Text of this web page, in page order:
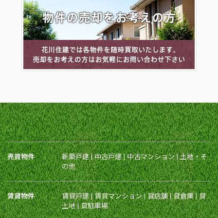
売買物件 新築戸建|中古戸建|中古マンション|土地・そ
の他
賃貸物件 賃貸戸建|賃貸マンション|貸店舗|貸倉庫|貸
土地|貸駐車場